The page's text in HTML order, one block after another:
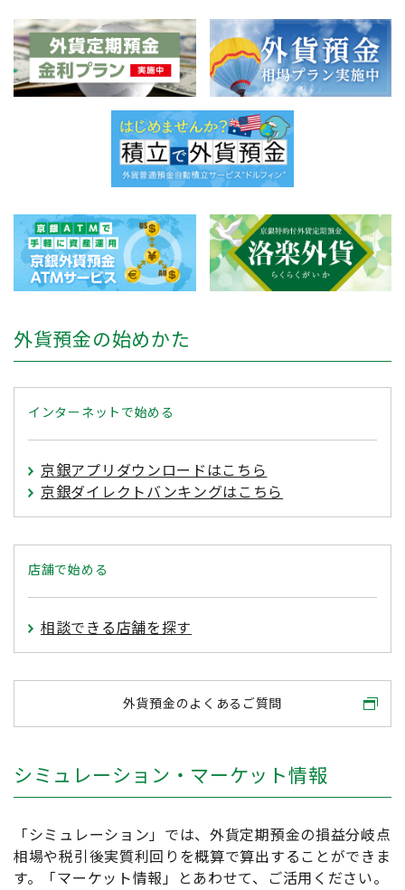
外貨預金の始めかた
インターネットで始める
京銀アプリダウンロードはこちら
京銀ダイレクトバンキングはこちら
店舗で始める
相談できる店舗を探す
外貨預金のよくあるご質問
シミュレーション・マーケット情報
「シミュレーション」では、外貨定期預金の損益分岐点
相場や税引後実質利回りを概算で算出することができま
す。「マーケット情報」とあわせて、ご活用ください。